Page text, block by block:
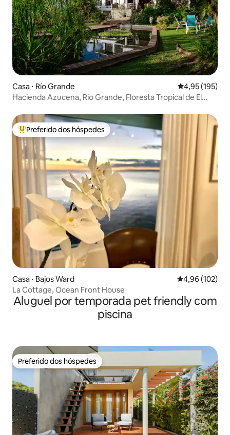
Casa ⋅ Río Grande 4,95 de uma
4,95 (195)
Hacienda Azucena, Rio Grande, Floresta Tropical de El
Entre os melhores preferidos dos hóspedes
Preferido dos hóspedes
Casa ⋅ Bajos Ward 4,96 de uma
4,96 (102)
La Cottage, Ocean Front House
Aluguel por temporada pet friendly com
piscina
Preferido dos hóspedes
Preferido dos hóspedes